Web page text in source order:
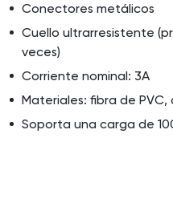
Conectores metálicos
Cuello ultrarresistente
veces)
Corriente nominal: 3A
Materiales: fibra de PVC,
Soporta una carga de